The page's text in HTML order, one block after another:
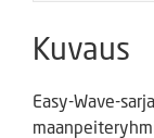
Kuvaus
Easy-Wave-